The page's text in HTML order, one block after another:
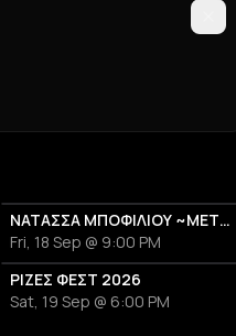
ΝΑΤΑΣΣΑ ΜΠΟΦΙΛΙΟΥ ~ΜΕΤΡΗΜΑ~
Fri, 18 Sep @ 9:00 PM
ΡΙΖΕΣ ΦΕΣΤ 2026
Sat, 19 Sep @ 6:00 PM